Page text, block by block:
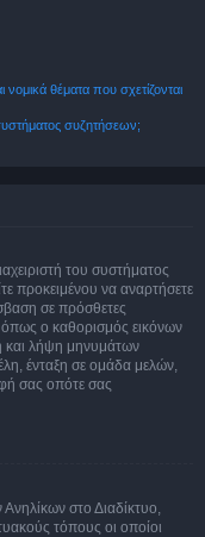
θέματα που σχετίζονται
συζητήσεων;
του συστήματος
προκειμένου να αναρτήσετε
σε πρόσθετες
όπως ο καθορισμός εικόνων
λήψη μηνυμάτων
ένταξη σε ομάδα μελών,
σας οπότε σας
στο Διαδίκτυο,
τόπους οι οποίοι